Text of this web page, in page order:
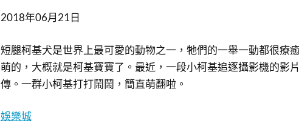
2018年06月21日
短腿柯基犬是世界上最可愛的動物之一，牠們的一舉一動都很療
萌的，大概就是柯基寶寶了。最近，一段小柯基追逐攝影機的影
傳。一群小柯基打打鬧鬧，簡直萌翻啦。
娛樂城